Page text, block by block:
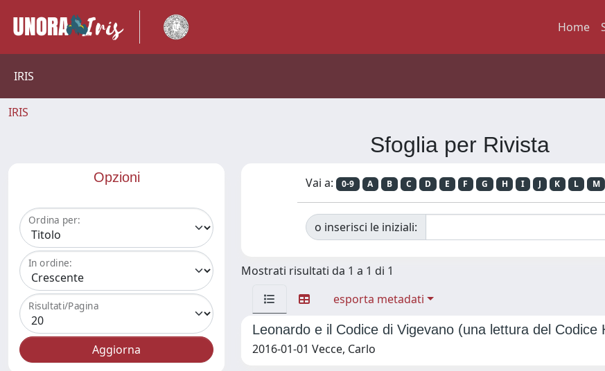
Home
IRIS
IRIS
Sfoglia per Rivista
Opzioni
Ordina per:
In ordine:
Risultati/Pagina
Vai a: 0-9 A B C D E F G H I J K L M
o inserisci le iniziali:
Mostrati risultati da 1 a 1 di 1
esporta metadati
Leonardo e il Codice di Vigevano (una lettura del Codice
2016-01-01 Vecce, Carlo